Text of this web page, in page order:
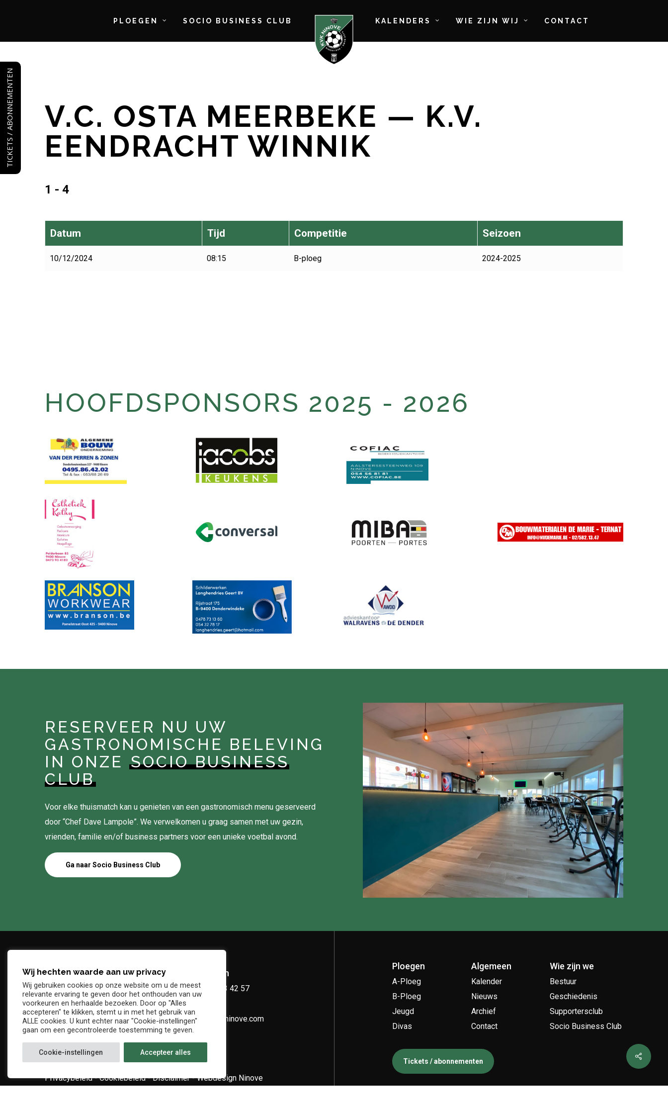
to
main
content
PLOEGEN SOCIO BUSINESS CLUB KALENDERS WIE ZIJN WIJ CONTACT
V.C. OSTA MEERBEKE — K.V.
EENDRACHT WINNIK
1 - 4
Datum Tijd Competitie Seizoen
10/12/2024 08:15 B-ploeg 2024-2025
HOOFDSPONSORS 2025 - 2026
RESERVEER NU UW
GASTRONOMISCHE BELEVING
IN ONZESOCIO BUSINESS
CLUB
Voor elke thuismatch kan u genieten van een gastronomisch menu geserveerd
door “Chef Dave Lampole”. We verwelkomen u graag samen met uw gezin,
vrienden, familie en/of business partners voor een unieke voetbal avond.
Ga naar Socio Business Club
Adres
Denderstraat, z/n
9402 Ninove
Telefoon
+32 54 33 42 57
info@kvkninove.com
Privacybeleid-Cookiebeleid-Disclaimer-Webdesign Ninove
Ploegen
A-Ploeg
B-Ploeg
Jeugd
Divas
Algemeen
Kalender
Nieuws
Archief
Contact
Wie zijn we
Bestuur
Geschiedenis
Supportersclub
Socio Business Club
Tickets / abonnementen
Wij hechten waarde aan uw privacy
Wij gebruiken cookies op onze website om u de meest
relevante ervaring te geven door het onthouden van uw
voorkeuren en herhaalde bezoeken. Door op "Alles
accepteren" te klikken, stemt u in met het gebruik van
ALLE cookies. U kunt echter naar "Cookie-instellingen"
gaan om een gecontroleerde toestemming te geven.
Cookie-instellingen Accepteer alles
TICKETS / ABONNEMENTEN